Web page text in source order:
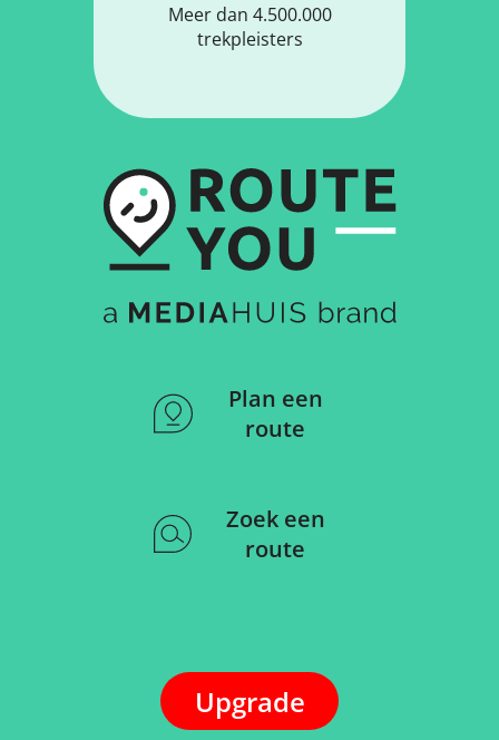
Meer dan 4.500.000
trekpleisters
Plan een
route
Zoek een
route
Upgrade